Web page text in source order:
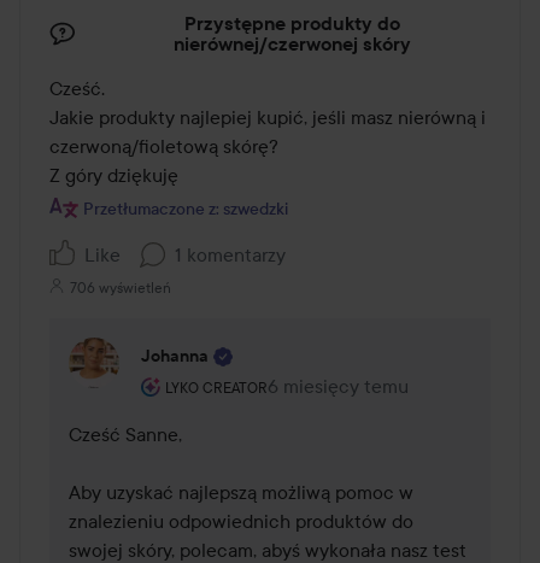
Przystępne produkty do
nierównej/czerwonej skóry
Cześć.
Jakie produkty najlepiej kupić, jeśli masz nierówną i
czerwoną/fioletową skórę?
Z góry dziękuję
Przetłumaczone z: szwedzki
Like 1 komentarzy
706 wyświetleń
Johanna
LYKO CREATOR
Rola użytkownika: Lyko Creator.
6 miesięcy temu
Komentarz został dodany 6
Cześć Sanne,
Aby uzyskać najlepszą możliwą pomoc w
znalezieniu odpowiednich produktów do
swojej skóry, polecam, abyś wykonała nasz test